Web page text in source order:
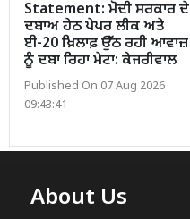
Statement: ਮੋਦੀ ਸਰਕਾਰ ਦੇ
ਦਬਾਅ ਹੇਠ ਪੇਪਰ ਲੀਕ ਅਤੇ
ਈ-20 ਖ਼ਿਲਾਫ਼ ਉੱਠ ਰਹੀ ਆਵਾਜ਼
ਨੂੰ ਦਬਾ ਰਿਹਾ ਮੇਟਾ: ਕੇਜਰੀਵਾਲ
Published On 07 Aug 2026
09:43:41
About Us